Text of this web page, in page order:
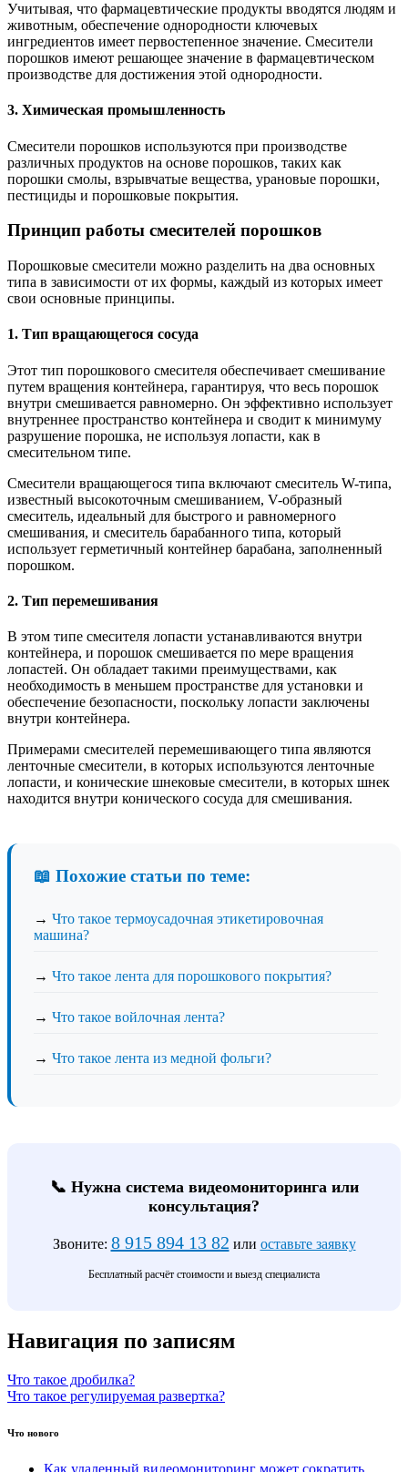
Учитывая, что фармацевтические продукты вводятся людям и
животным, обеспечение однородности ключевых
ингредиентов имеет первостепенное значение. Смесители
порошков имеют решающее значение в фармацевтическом
производстве для достижения этой однородности.
3. Химическая промышленность
Смесители порошков используются при производстве
различных продуктов на основе порошков, таких как
порошки смолы, взрывчатые вещества, урановые порошки,
пестициды и порошковые покрытия.
Принцип работы смесителей порошков
Порошковые смесители можно разделить на два основных
типа в зависимости от их формы, каждый из которых имеет
свои основные принципы.
1. Тип вращающегося сосуда
Этот тип порошкового смесителя обеспечивает смешивание
путем вращения контейнера, гарантируя, что весь порошок
внутри смешивается равномерно. Он эффективно использует
внутреннее пространство контейнера и сводит к минимуму
разрушение порошка, не используя лопасти, как в
смесительном типе.
Смесители вращающегося типа включают смеситель W-типа,
известный высокоточным смешиванием, V-образный
смеситель, идеальный для быстрого и равномерного
смешивания, и смеситель барабанного типа, который
использует герметичный контейнер барабана, заполненный
порошком.
2. Тип перемешивания
В этом типе смесителя лопасти устанавливаются внутри
контейнера, и порошок смешивается по мере вращения
лопастей. Он обладает такими преимуществами, как
необходимость в меньшем пространстве для установки и
обеспечение безопасности, поскольку лопасти заключены
внутри контейнера.
Примерами смесителей перемешивающего типа являются
ленточные смесители, в которых используются ленточные
лопасти, и конические шнековые смесители, в которых шнек
находится внутри конического сосуда для смешивания.
📖 Похожие статьи по теме:
→ Что такое термоусадочная этикетировочная
машина?
→ Что такое лента для порошкового покрытия?
→ Что такое войлочная лента?
→ Что такое лента из медной фольги?
📞 Нужна система видеомониторинга или
консультация?
Звоните: 8 915 894 13 82 или оставьте заявку
Бесплатный расчёт стоимости и выезд специалиста
Навигация по записям
Что такое дробилка?
Что такое регулируемая развертка?
Что нового
Как удаленный видеомониторинг может сократить